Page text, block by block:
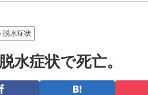
脱水症状
水症状で死亡。